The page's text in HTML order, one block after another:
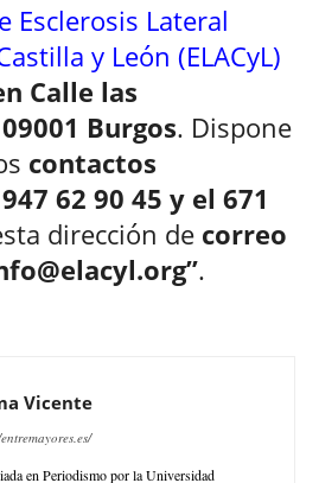
Esclerosis Lateral
y León (ELACyL)
Calle las
Burgos. Dispone
contactos
62 90 45 y el 671
dirección de correo
.
Vicente
en Periodismo por la Universidad